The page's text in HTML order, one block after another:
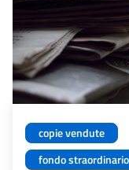
copie vendute
fondo straordinario